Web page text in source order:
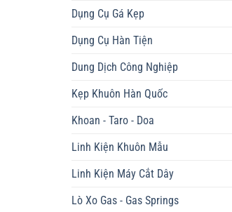
Dụng Cụ Gá Kẹp
Dụng Cụ Hàn Tiện
Dung Dịch Công Nghiệp
Kẹp Khuôn Hàn Quốc
Khoan - Taro - Doa
Linh Kiện Khuôn Mẫu
Linh Kiện Máy Cắt Dây
Lò Xo Gas - Gas Springs